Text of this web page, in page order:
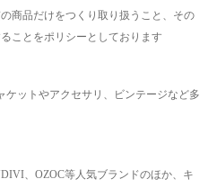
商品だけをつくり取り扱うこと、その
ことをポリシーとしております
ケットやアクセサリ、ビンテージなど多
、OZOC等人気ブランドのほか、キ